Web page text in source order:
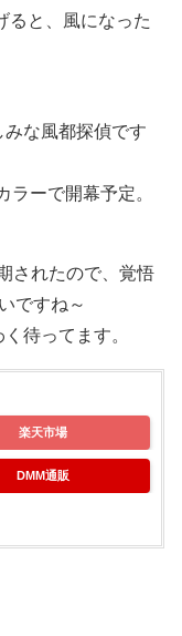
と、風になった
な風都探偵です
ーで開幕予定。
されたので、覚悟
ですね～
待ってます。
楽天市場
DMM通販